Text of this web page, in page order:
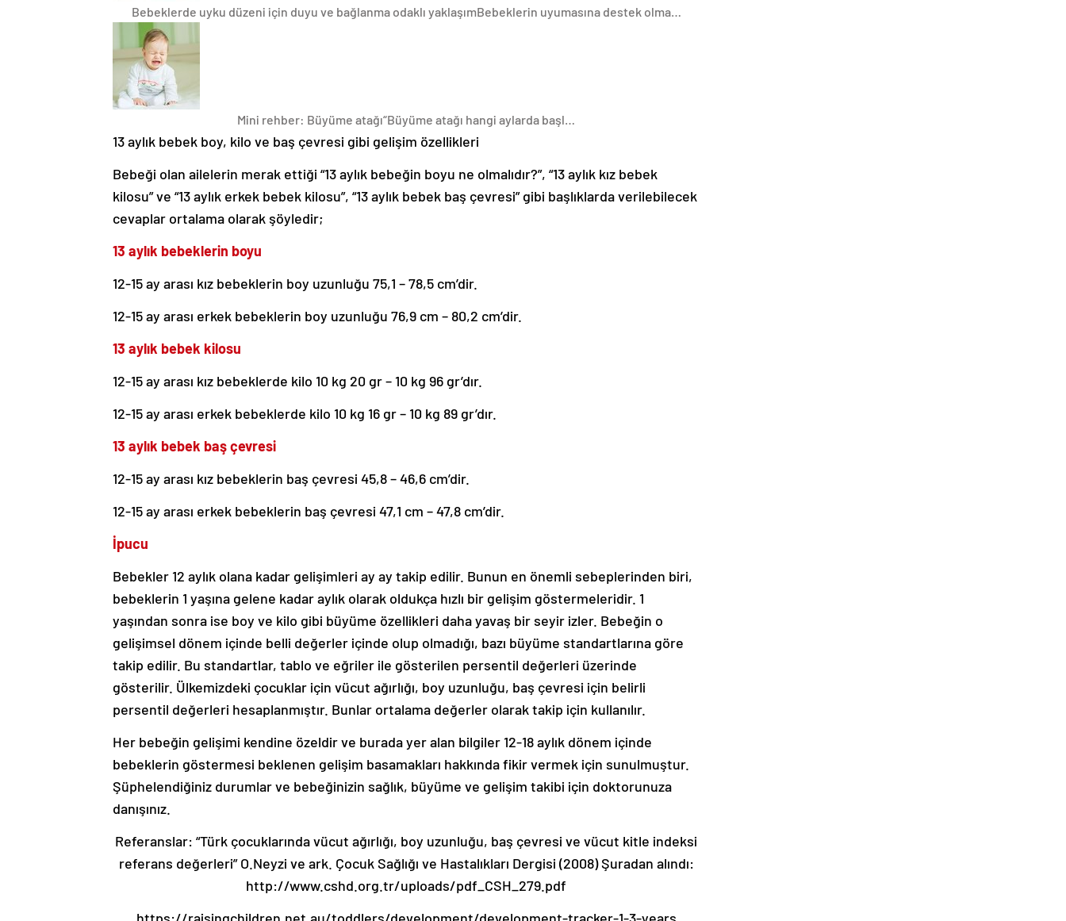
Bebeklerde uyku düzeni için duyu ve bağlanma odaklı yaklaşımBebeklerin uyumasına destek olma…
Mini rehber: Büyüme atağı“Büyüme atağı hangi aylarda başl…
13 aylık bebek boy, kilo ve baş çevresi gibi gelişim özellikleri
Bebeği olan ailelerin merak ettiği “13 aylık bebeğin boyu ne olmalıdır?”, “13 aylık kız bebek
kilosu” ve “13 aylık erkek bebek kilosu”, “13 aylık bebek baş çevresi” gibi başlıklarda verilebilecek
cevaplar ortalama olarak şöyledir;
13 aylık bebeklerin boyu
12-15 ay arası kız bebeklerin boy uzunluğu 75,1 – 78,5 cm’dir.
12-15 ay arası erkek bebeklerin boy uzunluğu 76,9 cm – 80,2 cm’dir.
13 aylık bebek kilosu
12-15 ay arası kız bebeklerde kilo 10 kg 20 gr – 10 kg 96 gr’dır.
12-15 ay arası erkek bebeklerde kilo 10 kg 16 gr – 10 kg 89 gr’dır.
13 aylık bebek baş çevresi
12-15 ay arası kız bebeklerin baş çevresi 45,8 – 46,6 cm’dir.
12-15 ay arası erkek bebeklerin baş çevresi 47,1 cm – 47,8 cm’dir.
İpucu
Bebekler 12 aylık olana kadar gelişimleri ay ay takip edilir. Bunun en önemli sebeplerinden biri,
bebeklerin 1 yaşına gelene kadar aylık olarak oldukça hızlı bir gelişim göstermeleridir. 1
yaşından sonra ise boy ve kilo gibi büyüme özellikleri daha yavaş bir seyir izler. Bebeğin o
gelişimsel dönem içinde belli değerler içinde olup olmadığı, bazı büyüme standartlarına göre
takip edilir. Bu standartlar, tablo ve eğriler ile gösterilen persentil değerleri üzerinde
gösterilir. Ülkemizdeki çocuklar için vücut ağırlığı, boy uzunluğu, baş çevresi için belirli
persentil değerleri hesaplanmıştır. Bunlar ortalama değerler olarak takip için kullanılır.
Her bebeğin gelişimi kendine özeldir ve burada yer alan bilgiler 12-18 aylık dönem içinde
bebeklerin göstermesi beklenen gelişim basamakları hakkında fikir vermek için sunulmuştur.
Şüphelendiğiniz durumlar ve bebeğinizin sağlık, büyüme ve gelişim takibi için doktorunuza
danışınız.
Referanslar: “Türk çocuklarında vücut ağırlığı, boy uzunluğu, baş çevresi ve vücut kitle indeksi
referans değerleri” O.Neyzi ve ark. Çocuk Sağlığı ve Hastalıkları Dergisi (2008) Şuradan alındı:
http://www.cshd.org.tr/uploads/pdf_CSH_279.pdf